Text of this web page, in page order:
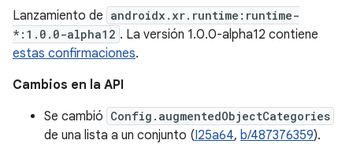
Lanzamiento de androidx.xr.runtime:runtime-
*:1.0.0-alpha12 . La versión 1.0.0-alpha12 contiene
estas confirmaciones.
Cambios en la API
Se cambió Config.augmentedObjectCategories
de una lista a un conjunto (I25a64, b/487376359).